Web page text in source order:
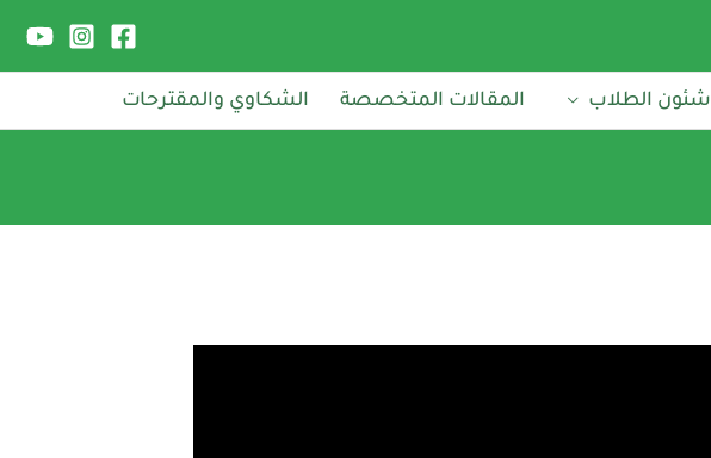
شئون الطلاب المقالات المتخصصة الشكاوي والمقترحات